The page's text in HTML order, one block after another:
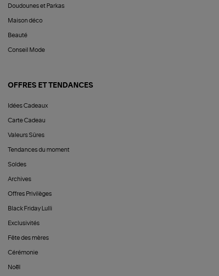
Doudounes et Parkas
Maison déco
Beauté
Conseil Mode
OFFRES ET TENDANCES
Idées Cadeaux
Carte Cadeau
Valeurs Sûres
Tendances du moment
Soldes
Archives
Offres Privilèges
Black Friday Lulli
Exclusivités
Fête des mères
Cérémonie
Noël